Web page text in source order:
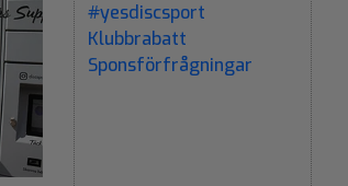
#yesdiscsport
Klubbrabatt
Sponsförfrågningar